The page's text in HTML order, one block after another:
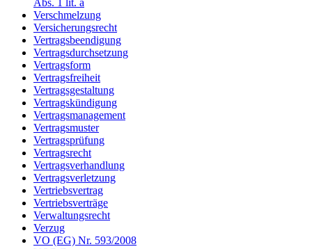
Verschmelzung
Versicherungsrecht
Vertragsbeendigung
Vertragsdurchsetzung
Vertragsform
Vertragsfreiheit
Vertragsgestaltung
Vertragskündigung
Vertragsmanagement
Vertragsmuster
Vertragsprüfung
Vertragsrecht
Vertragsverhandlung
Vertragsverletzung
Vertriebsvertrag
Vertriebsverträge
Verwaltungsrecht
Verzug
VO (EG) Nr. 593/2008